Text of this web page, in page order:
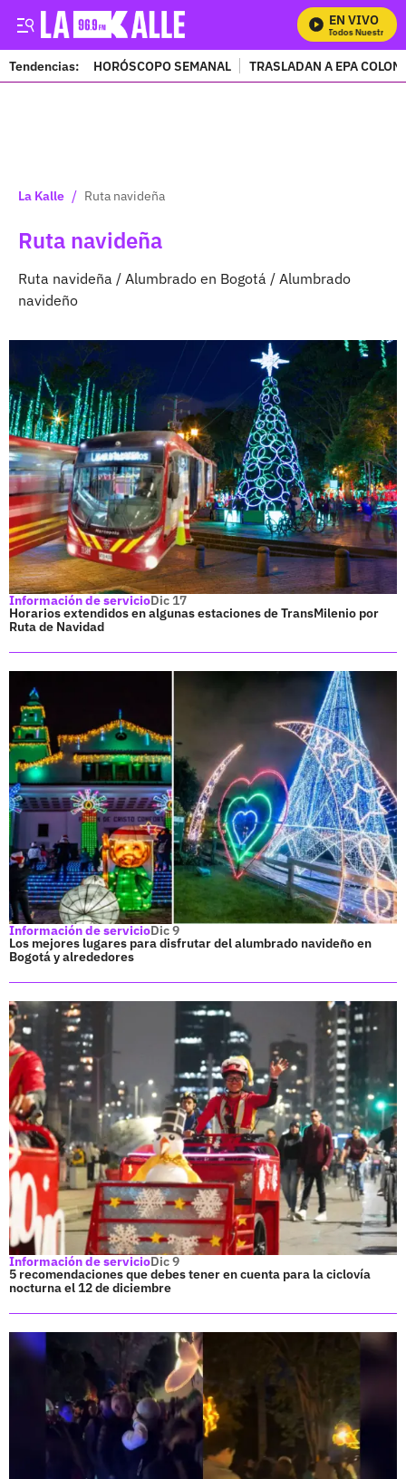
EN VIVO
Mira Todos Nuestros
Tendencias: HORÓSCOPO SEMANAL TRASLADAN A EPA
La Kalle / Ruta navideña
Ruta navideña
Ruta navideña / Alumbrado en Bogotá / Alumbrado
navideño
Información de servicioDic 17
Horarios extendidos en algunas estaciones de TransMilenio por
Ruta de Navidad
Información de servicioDic 9
Los mejores lugares para disfrutar del alumbrado navideño en
Bogotá y alrededores
Información de servicioDic 9
5 recomendaciones que debes tener en cuenta para la ciclovía
nocturna el 12 de diciembre